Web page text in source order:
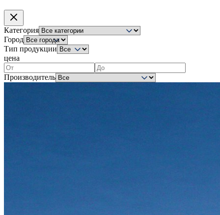
Категория
Город
Тип продукции
цена
Производитель